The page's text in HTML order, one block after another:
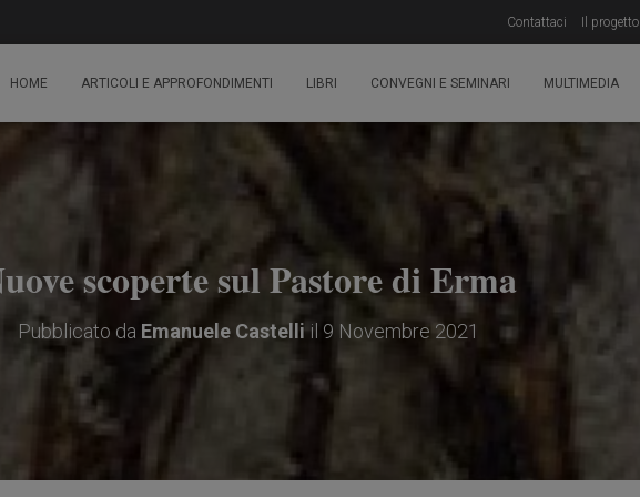
Contattaci Il progetto
HOME ARTICOLI E APPROFONDIMENTI LIBRI CONVEGNI E SEMINARI MULTIMEDIA
scoperte sul Pastore di Erma
Pubblicato da Emanuele Castelliil 9 Novembre 2021